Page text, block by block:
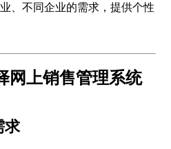
、不同企业的需求，提供个性
网上销售管理系统
求